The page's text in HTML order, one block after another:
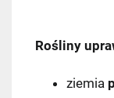
Rośliny
ziemia